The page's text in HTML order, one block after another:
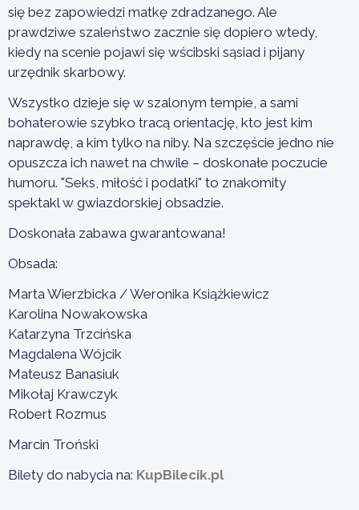
się bez zapowiedzi matkę zdradzanego. Ale
prawdziwe szaleństwo zacznie się dopiero wtedy,
kiedy na scenie pojawi się wścibski sąsiad i pijany
urzędnik skarbowy.
Wszystko dzieje się w szalonym tempie, a sami
bohaterowie szybko tracą orientację, kto jest kim
naprawdę, a kim tylko na niby. Na szczęście jedno nie
opuszcza ich nawet na chwile – doskonałe poczucie
humoru. "Seks, miłość i podatki" to znakomity
spektakl w gwiazdorskiej obsadzie.
Doskonała zabawa gwarantowana!
Obsada:
Marta Wierzbicka / Weronika Książkiewicz
Karolina Nowakowska
Katarzyna Trzcińska
Magdalena Wójcik
Mateusz Banasiuk
Mikołaj Krawczyk
Robert Rozmus
Marcin Troński
Bilety do nabycia na: KupBilecik.pl